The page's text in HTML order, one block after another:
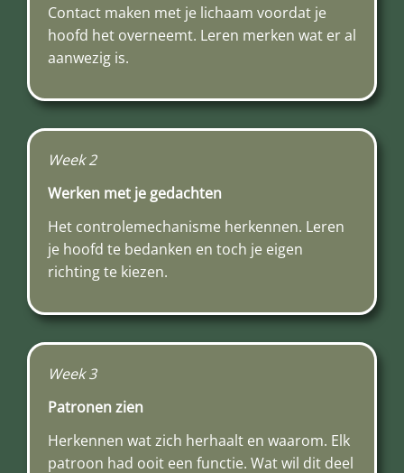
Contact maken met je lichaam voordat je
hoofd het overneemt. Leren merken wat er al
aanwezig is.
Week 2
Werken met je gedachten
Het controlemechanisme herkennen. Leren
je hoofd te bedanken en toch je eigen
richting te kiezen.
Week 3
Patronen zien
Herkennen wat zich herhaalt en waarom. Elk
patroon had ooit een functie. Wat wil dit deel